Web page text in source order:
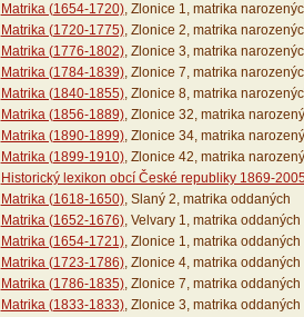
Matrika (1654-1720), Zlonice 1, matrika
Matrika (1720-1775), Zlonice 2, matrika
Matrika (1776-1802), Zlonice 3, matrika
Matrika (1784-1839), Zlonice 7, matrika
Matrika (1840-1855), Zlonice 8, matrika
Matrika (1856-1889), Zlonice 32, matrika
Matrika (1890-1899), Zlonice 34, matrika
Matrika (1899-1910), Zlonice 42, matrika
Historický lexikon obcí České republiky 1869-
Matrika (1618-1650), Slaný 2, matrika oddaných
Matrika (1652-1676), Velvary 1, matrika oddaných
Matrika (1654-1721), Zlonice 1, matrika oddaných
Matrika (1723-1786), Zlonice 4, matrika oddaných
Matrika (1786-1835), Zlonice 7, matrika oddaných
Matrika (1833-1833), Zlonice 3, matrika oddaných